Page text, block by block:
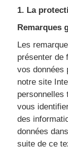
1. La
Remarques
Les
présenter de
vos données
notre site
personnelles
vous
des
données
suite de ce